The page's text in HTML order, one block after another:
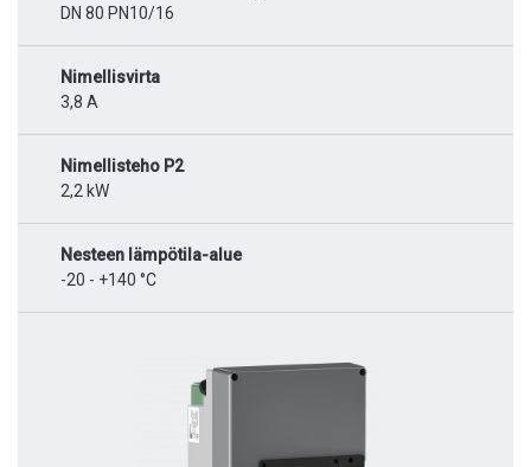
DN 80 PN10/16
Nimellisvirta
3,8 A
Nimellisteho P2
2,2 kW
Nesteen lämpötila-alue
-20 - +140 °C